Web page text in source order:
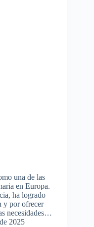
una de las
en Europa.
ha logrado
y por ofrecer
necesidades…
2025